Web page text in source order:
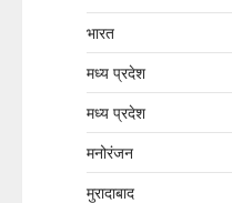
भारत
मध्य प्रदेश
मध्य प्रदेश
मनोरंजन
मुरादाबाद